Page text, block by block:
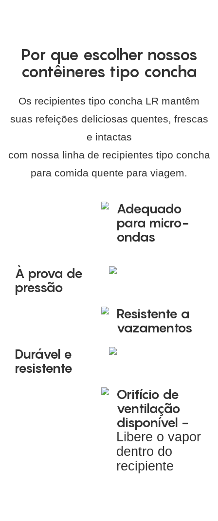
Por que escolher nossos
contêineres tipo concha
Os recipientes tipo concha LR mantêm
suas refeições deliciosas quentes, frescas
e intactas
com nossa linha de recipientes tipo concha
para comida quente para viagem.
Adequado
para micro-
ondas
À prova de
pressão
Resistente a
vazamentos
Durável e
resistente
Orifício de
ventilação
disponível -
Libere o vapor
dentro do
recipiente